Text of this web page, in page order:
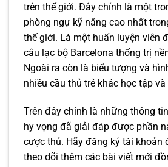
trên thế giới. Đây chính là một
phòng ngự kỹ năng cao nhất
thế giới. Là một huấn luyện viên
câu lạc bộ Barcelona thống trị
Ngoài ra còn là biểu tượng và
nhiều cầu thủ trẻ khác học tập và
Trên đây chính là những thông
hy vọng đã giải đáp được phần
cược thủ. Hãy đăng ký tài khoản
theo dõi thêm các bài viết mới